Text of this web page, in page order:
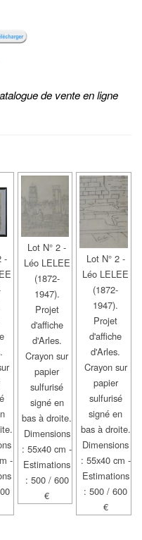
de vente en ligne
-
-
Lot N° 2 -
Léo LELEE
(1872-
1947).
Projet
d'affiche
d'Arles.
Crayon sur
papier
sulfurisé
signé en
bas à droite.
Dimensions
: 55x40 cm -
Estimations
: 500 / 600
€
Lot N° 2 -
Léo LELEE
(1872-
1947).
Projet
d'affiche
d'Arles.
Crayon sur
papier
sulfurisé
signé en
bas à droite.
Dimensions
: 55x40 cm -
Estimations
: 500 / 600
€